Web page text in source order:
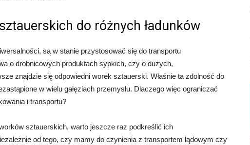
do różnych ładunków
są w stanie przystosować się do transportu
o drobnicowych produktach sypkich, czy o dużych,
znajdzie się odpowiedni worek sztauerski. Właśnie ta zdolność do
w wielu gałęziach przemysłu. Dlaczego więc ograniczać
i transportu?
sztauerskich, warto jeszcze raz podkreślić ich
od tego, czy mamy do czynienia z transportem lądowym czy